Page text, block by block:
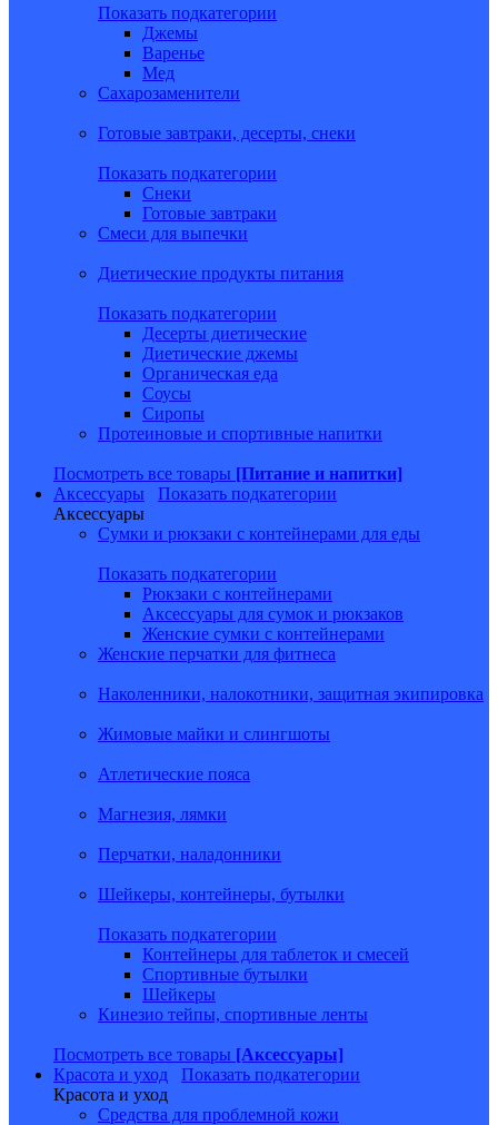
Показать подкатегории
Джемы
Варенье
Мед
Сахарозаменители
Готовые завтраки, десерты, снеки
Показать подкатегории
Снеки
Готовые завтраки
Смеси для выпечки
Диетические продукты питания
Показать подкатегории
Десерты диетические
Диетические джемы
Органическая еда
Соусы
Сиропы
Протеиновые и спортивные напитки
Посмотреть все товары [Питание и напитки]
Аксессуары
Показать подкатегории
Аксессуары
Сумки и рюкзаки с контейнерами для еды
Показать подкатегории
Рюкзаки с контейнерами
Аксессуары для сумок и рюкзаков
Женские сумки с контейнерами
Женские перчатки для фитнеса
Наколенники, налокотники, защитная экипировка
Жимовые майки и слингшоты
Атлетические пояса
Магнезия, лямки
Перчатки, наладонники
Шейкеры, контейнеры, бутылки
Показать подкатегории
Контейнеры для таблеток и смесей
Спортивные бутылки
Шейкеры
Кинезио тейпы, спортивные ленты
Посмотреть все товары [Аксессуары]
Красота и уход
Показать подкатегории
Красота и уход
Средства для проблемной кожи